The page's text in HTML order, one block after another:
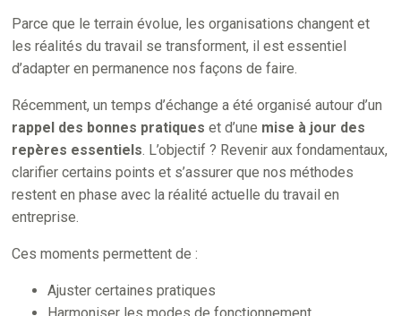
Parce que le terrain évolue, les organisations changent et
les réalités du travail se transforment, il est essentiel
d’adapter en permanence nos façons de faire.
Récemment, un temps d’échange a été organisé autour d’un
rappel des bonnes pratiques et d’une mise à jour des
repères essentiels. L’objectif ? Revenir aux fondamentaux,
clarifier certains points et s’assurer que nos méthodes
restent en phase avec la réalité actuelle du travail en
entreprise.
Ces moments permettent de :
Ajuster certaines pratiques